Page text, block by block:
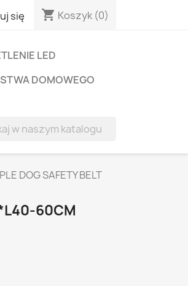
się shopping_cart Koszyk (0)
LED
DOMOWEGO
DOG SAFETY BELT
60CM